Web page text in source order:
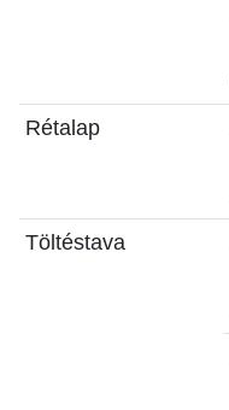
Rétalap
Töltéstava